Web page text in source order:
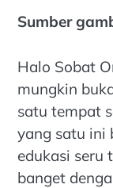
Sumber
Halo Sobat
mungkin
satu tempat
yang satu ini
edukasi seru
banget